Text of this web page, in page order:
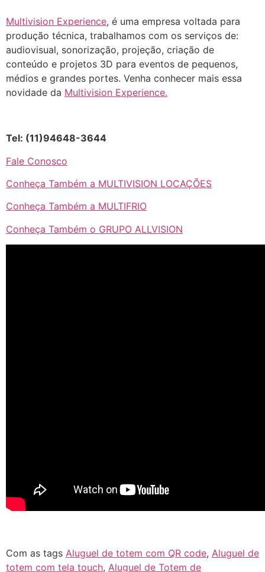
Multivision Experience, é uma empresa voltada para
produção técnica, trabalhamos com os serviços de:
audiovisual, sonorização, projeção, criação de
conteúdo e projetos 3D para eventos de pequenos,
médios e grandes portes. Venha conhecer mais essa
novidade da Multivision Experience.
Tel: (11)94648-3644
Fale Conosco
Conheça Também a MULTIVISION LOCAÇÕES
Conheça Também a MULTIFRIO
Conheça Também o GRUPO ALLVISION
Com as tags Aluguel de totem com QR code, Aluguel de
totem com tela touch, Aluguel de Totem de